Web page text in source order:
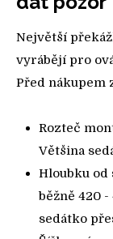
Největší
vyrábějí pro
Před nákupem
Rozteč
Většina
Hloubku
běžně 420
sedátko